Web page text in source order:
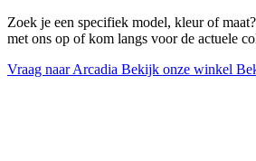
Zoek je een specifiek model, kleur of
met ons op of kom langs voor de actuele
Vraag naar Arcadia Bekijk onze winkel